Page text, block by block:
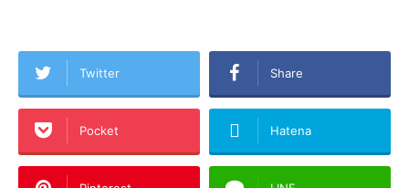
Twitter Share
Pocket Hatena